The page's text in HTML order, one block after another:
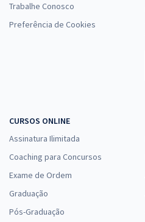
Trabalhe Conosco
Preferência de Cookies
CURSOS ONLINE
Assinatura Ilimitada
Coaching para Concursos
Exame de Ordem
Graduação
Pós-Graduação